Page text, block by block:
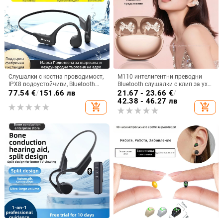
Слушалки с костна проводимост,
IPX8 водоустойчиви, Bluetooth
5.3, обхват до 10 m, време за
77.54€/151.66 лв
add_shopping_cart
M110 интелигентни преводни
Bluetooth слушалки с клип за ухо
и диамантено копче — лукс и
спортен стил, DIY аксесоари
21.67 - 23.66 €/
42.38 - 46.27 лв
add_shopping_cart